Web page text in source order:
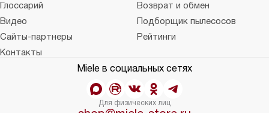
Глоссарий
Возврат и обмен
Видео
Подборщик пылесосов
Сайты-партнеры
Рейтинги
Контакты
Miele в социальных сетях
Для физических лиц